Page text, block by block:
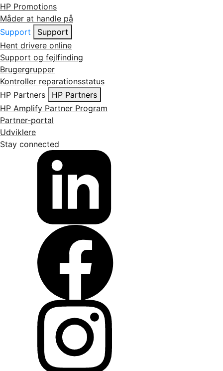
HP Promotions
Måder at handle på
Support
Support
Hent drivere online
Support og fejlfinding
Brugergrupper
Kontroller reparationsstatus
HP Partners
HP Partners
HP Amplify Partner Program
Partner-portal
Udviklere
Stay connected